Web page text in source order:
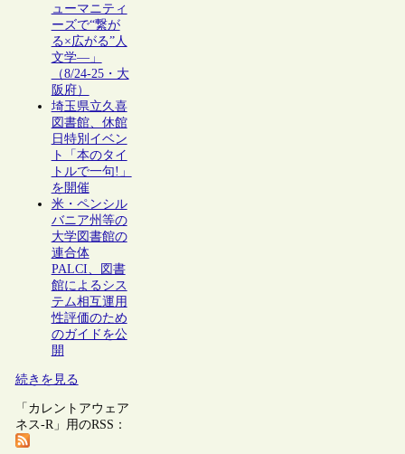
ューマニティ
ーズで“繋が
る×広がる”人
文学―」
（8/24-25・大
阪府）
埼玉県立久喜
図書館、休館
日特別イベン
ト「本のタイ
トルで一句!」
を開催
米・ペンシル
バニア州等の
大学図書館の
連合体
PALCI、図書
館によるシス
テム相互運用
性評価のため
のガイドを公
開
続きを見る
「カレントアウェア
ネス-R」用のRSS：